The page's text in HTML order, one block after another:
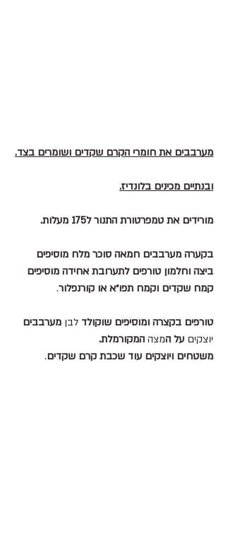
מערבבים את חומרי הקרם שקדים ושומרים בצד.
ובנתיים מכינים בלונדיז.
מורידים את טמפרטורת התנור ל175 מעלות.
בקערה מערבבים חמאה סוכר מלח מוסיפים
ביצה וחלמון טורפים לתערובת אחידה מוסיפים
קמח שקדים וקמח תפו״א או קורנפלור.
טורפים בקצרה ומוסיפים שוקולד לבן מערבבים
יוצקים על המצה המקורמלת.
משטחים ויוצקים עוד שכבת קרם שקדים.